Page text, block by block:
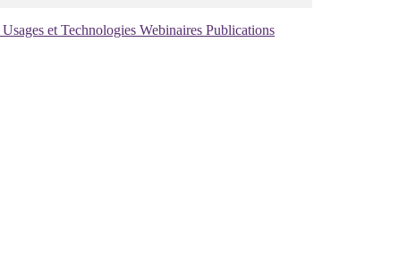
Usages et Technologies Webinaires Publications